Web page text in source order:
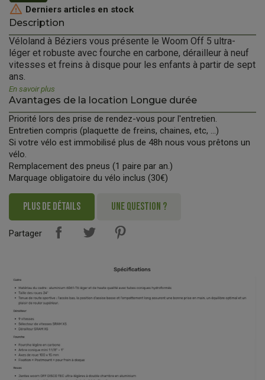
 Derniers articles en stock
Description
Véloland à Béziers vous présente le Woom Off 5 ultra-
léger et robuste avec fourche en carbone, dérailleur à neuf
vitesses et freins à disque pour les enfants à partir de sept
ans.
En savoir plus
Avantages de la location Longue durée
Priorité lors des prise de rendez-vous pour l'entretien.
Entretien compris (plaquette de freins, chaines, etc, ...)
Si votre vélo est immobilisé plus de 48h nous vous prêtons un
vélo.
Remplacement des pneus (1 paire par an.)
Marquage obligatoire du vélo inclus (30€)
PLUS DE DÉTAILS UNE QUESTION ?
Partager